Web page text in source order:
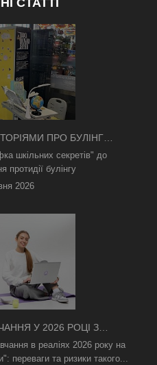
ПРО БУЛІНГ
В КИЄВІ
шкільних секретів" до
протидії булінгу
2026
У 2026 РОЦІ З
ЯК АСИНХРОННИЙ
ПРОЦЕС
в реаліях 2026 року на
переваги та ризики такого...